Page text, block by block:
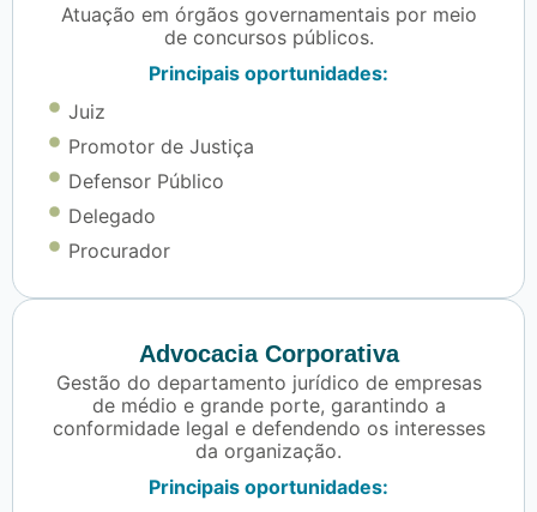
Atuação em órgãos governamentais por meio
de concursos públicos.
Principais oportunidades:
Juiz
Promotor de Justiça
Defensor Público
Delegado
Procurador
Advocacia Corporativa
Gestão do departamento jurídico de empresas
de médio e grande porte, garantindo a
conformidade legal e defendendo os interesses
da organização.
Principais oportunidades: